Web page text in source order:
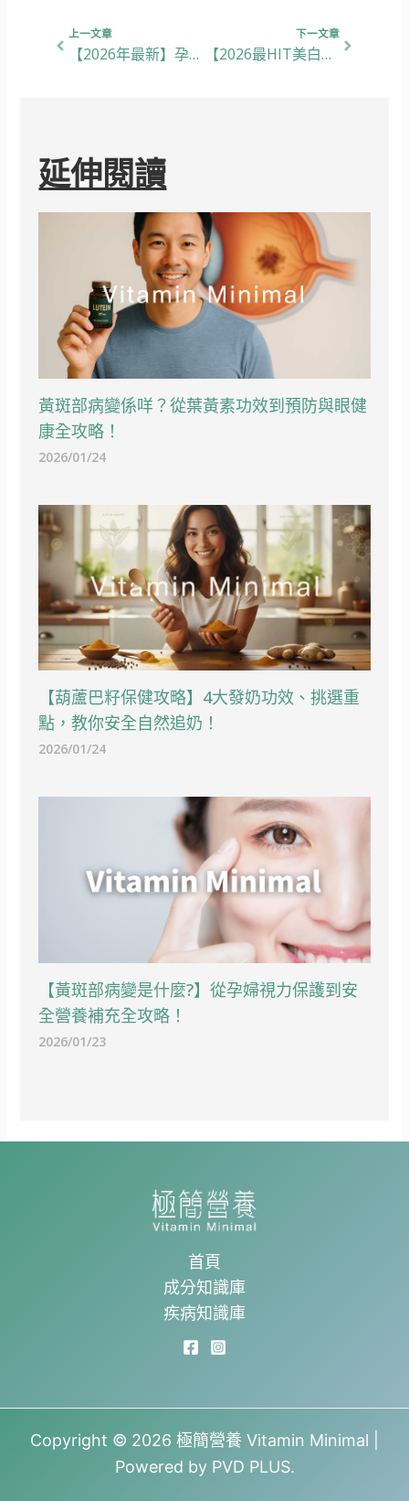
上一文章
【2026年最新】孕婦益生菌 vs 一般益生菌：孕期便秘點揀最適合？
下一文章
【2026最HIT美白錠實測介紹】美白除了外用保養品，居然還有口服美白丸？
延伸閱讀
黃斑部病變係咩？從葉黃素功效到預防與眼健
康全攻略！
2026/01/24
【葫蘆巴籽保健攻略】4大發奶功效、挑選重
點，教你安全自然追奶！
2026/01/24
【黃斑部病變是什麼?】從孕婦視力保護到安
全營養補充全攻略！
2026/01/23
首頁
成分知識庫
疾病知識庫
Copyright © 2026 極簡營養 Vitamin Minimal |
Powered by PVD PLUS.